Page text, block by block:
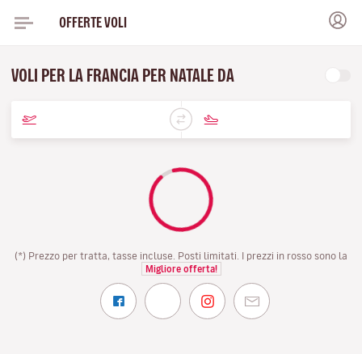
OFFERTE VOLI
VOLI PER LA FRANCIA PER NATALE DA
(*) Prezzo per tratta, tasse incluse. Posti limitati. I prezzi in rosso sono la
Migliore offerta!